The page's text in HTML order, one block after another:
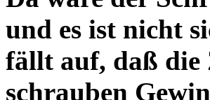
und es ist nicht
fällt auf, daß die
schrauben